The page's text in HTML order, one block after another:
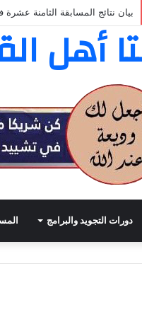
بيان نتائج المسابقة الثامنة عشرة
أهل
دورات التجويد والبرامج